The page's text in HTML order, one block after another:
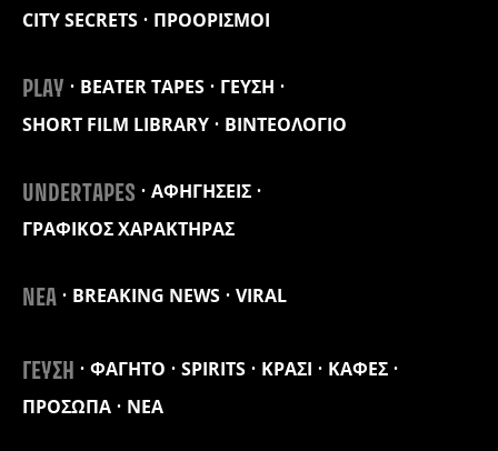
CITY SECRETS
ΠΡΟΟΡΙΣΜΟΙ
PLAY BEATER TAPES
ΓΕΥΣΗ
SHORT FILM LIBRARY
ΒΙΝΤΕΟΛΟΓΙΟ
UNDERTAPES
ΑΦΗΓΗΣΕΙΣ
ΓΡΑΦΙΚΟΣ ΧΑΡΑΚΤΗΡΑΣ
ΝΕΑ BREAKING NEWS VIRAL
ΓΕΥΣΗ ΦΑΓΗΤΟ SPIRITS ΚΡΑΣΙ
ΚΑΦΕΣ
ΠΡΟΣΩΠΑ
ΝΕΑ